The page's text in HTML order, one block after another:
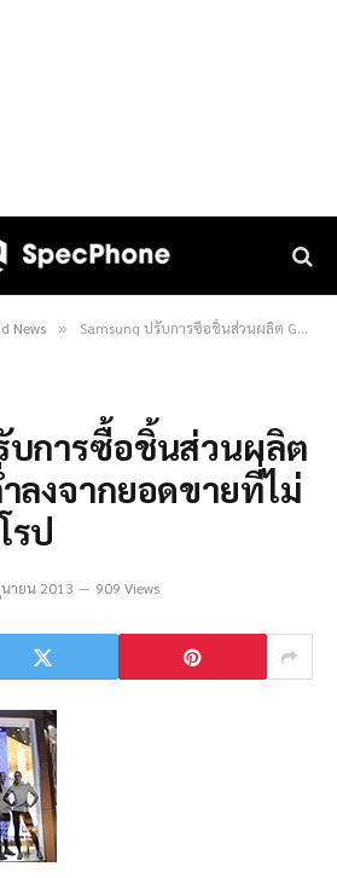
News » Samsung ปรับการซื้อชิ้นส่วนผลิต Galaxy S4 ต่ำลงจากยอดขายที่ไม่สูงนักในฝั่งยุโรป
บการซื้อชิ้นส่วนผลิต
ลงจากยอดขายที่ไม่
รป
ายน 2013 909 Views